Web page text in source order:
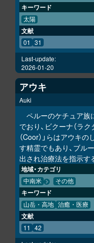
キーワード
太陽
文献
01 31
Last-update:
2026-01-20
アウキ
Auki
ペルーのケチュア族
でおり、ビクーナ（ラ
（Coor）」らはアウキ
す精霊でもあり、ブル
出され治療法を指示す
地域・カテゴリ
中南米 その他
キーワード
山岳・高地 治癒・医療
文献
11 42